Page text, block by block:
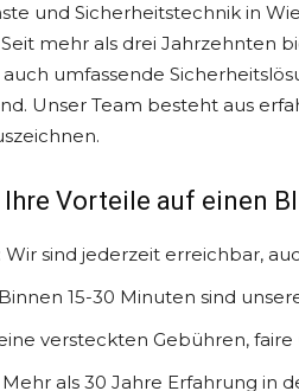
und Sicherheitstechnik in
mehr als drei Jahrzehnten
umfassende
Unser Team besteht aus
Ihre Vorteile auf einen
sind jederzeit erreichbar,
15-30 Minuten sind
versteckten Gebühren,
als 30 Jahre Erfahrung in